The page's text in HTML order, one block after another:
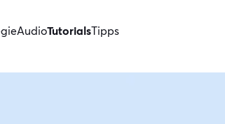
AudioTutorialsTipps